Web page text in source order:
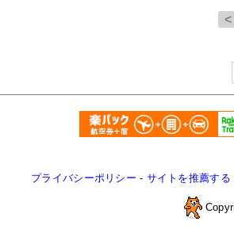
プライバシーポリシー - サイトを推薦する